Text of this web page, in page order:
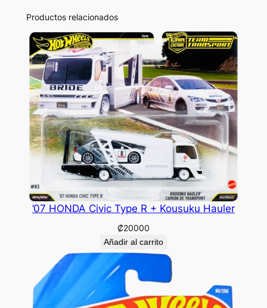
Productos relacionados
’07 HONDA Civic Type R + Kousuku Hauler
₡20000
Añadir al carrito